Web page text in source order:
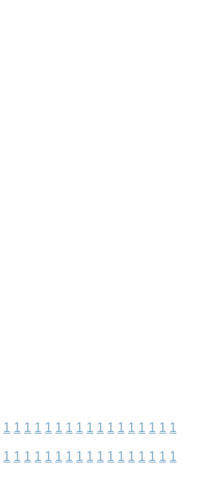
1 1 1 1 1 1 1 1 1 1 1 1 1 1 1 1 1
1 1 1 1 1 1 1 1 1 1 1 1 1 1 1 1 1